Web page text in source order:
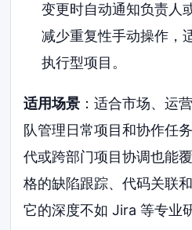
变更时自动通知负责人
减少重复性手动操作，
执行型项目。
适用场景 ：适合市场、运
队管理日常项目和协作任
代或跨部门项目协调也能
格的缺陷跟踪、代码关联
它的深度不如 Jira 等专业